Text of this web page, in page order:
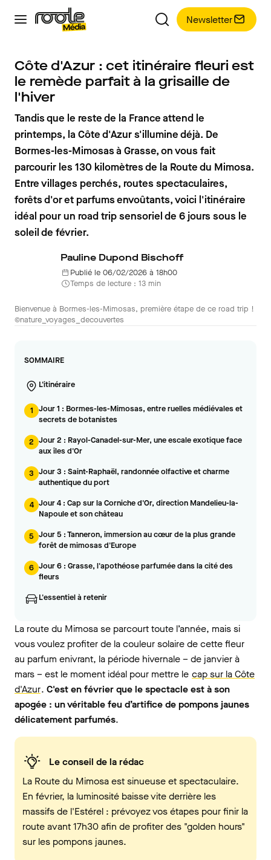
Newsletter
Côte d'Azur : cet itinéraire fleuri est
le remède parfait à la grisaille de
l'hiver
Tandis que le reste de la France attend le
printemps, la Côte d'Azur s'illumine déjà. De
Bormes-les-Mimosas à Grasse, on vous fait
parcourir les 130 kilomètres de la Route du Mimosa.
Entre villages perchés, routes spectaculaires,
forêts d'or et parfums envoûtants, voici l'itinéraire
idéal pour un road trip sensoriel de 6 jours sous le
soleil de février.
Pauline Dupond Bischoff
Publié le 06/02/2026 à 18h00
Temps de lecture : 13 min
Bienvenue à Bormes-les-Mimosas, première étape de ce road trip !
©nature_voyages_decouvertes
SOMMAIRE
L'itinéraire
1 Jour 1 : Bormes-les-Mimosas, entre ruelles médiévales et
secrets de botanistes
2 Jour 2 : Rayol-Canadel-sur-Mer, une escale exotique face
aux îles d'Or
3 Jour 3 : Saint-Raphaël, randonnée olfactive et charme
authentique du port
4 Jour 4 : Cap sur la Corniche d'Or, direction Mandelieu-la-
Napoule et son château
5 Jour 5 : Tanneron, immersion au cœur de la plus grande
forêt de mimosas d'Europe
6 Jour 6 : Grasse, l'apothéose parfumée dans la cité des
fleurs
L'essentiel à retenir
La route du Mimosa se parcourt toute l’année, mais si
vous voulez profiter de la couleur solaire de cette fleur
au parfum enivrant, la période hivernale – de janvier à
mars – est le moment idéal pour mettre le cap sur la Côte
d'Azur. C'est en février que le spectacle est à son
apogée : un véritable feu d’artifice de pompons jaunes
délicatement parfumés.
Le conseil de la rédac
La Route du Mimosa est sinueuse et spectaculaire.
En février, la luminosité baisse vite derrière les
massifs de l'Estérel : prévoyez vos étapes pour finir la
route avant 17h30 afin de profiter des "golden hours"
sur les pompons jaunes.